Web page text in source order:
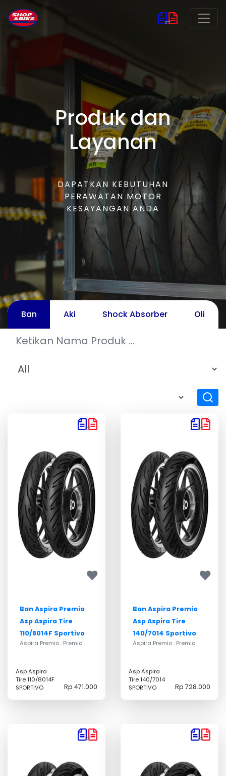
Produk dan
Layanan
DAPATKAN KEBUTUHAN
PERAWATAN MOTOR
KESAYANGAN ANDA
Ban Aki Shock Absorber Oli
Ban Aspira Premio
Asp Aspira Tire
110/8014F Sportivo
Aspira Premio : Premio
Asp Aspira
Tire 110/8014F
SPORTIVO
Rp 471.000
Ban Aspira Premio
Asp Aspira Tire
140/7014 Sportivo
Aspira Premio : Premio
Asp Aspira
Tire 140/7014
SPORTIVO
Rp 728.000